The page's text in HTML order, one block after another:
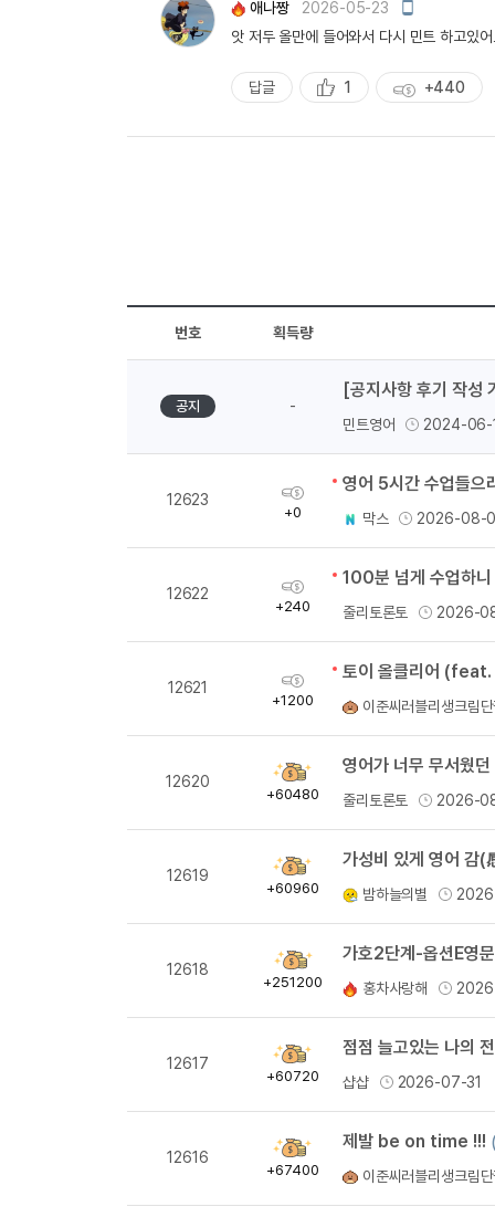
애나짱 2026-05-23
모
일
성
앗 저두 올만에 들어와서 다시 민트 하고있
답글
추
천
1
획
득
+440
번호 획득량
공지 -
[공지사항 후기 작성
민트영어 2024-06-
12623
획
득
+0 막스 2026-08-
12622
획
득
+240
100분 넘게 수업하니
줄리토론토 2026-
12621
획
득
+1200
토이 올클리어 (feat.
이준씨러블리생크림
12620
획
득
+60480
영어가 너무 무서웠
줄리토론토 2026-
12619
획
득
+60960
가성비 있게 영어 감(
밤하늘의별
12618
획
득
+251200 홍차사랑해
12617
획
득
+60720
점점 늘고있는 나의
샵샵 2026-07-31
12616
획
득
+67400
제발 be on time !!!
이준씨러블리생크림